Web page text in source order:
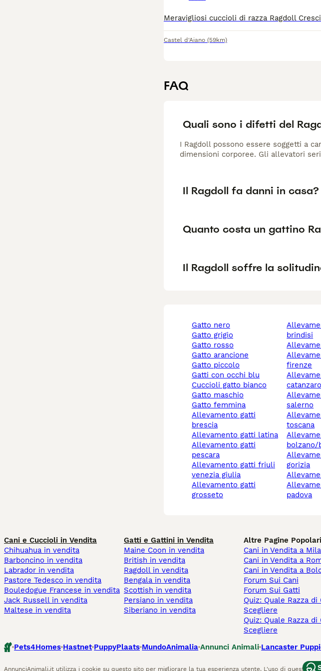
Castel d'Aiano (59km)
FAQ
Quali sono i difetti del
I Ragdoll possono essere soggetti a
dimensioni corporee. Gli allevatori
Il Ragdoll fa danni in casa?
Quanto costa un gattino
Il Ragdoll soffre la
gatto nero
gatto grigio
gatto rosso
gatto arancione
gatto piccolo
gatti con occhi blu
cuccioli gatto bianco
gatto maschio
gatto femmina
allevamento gatti
brescia
allevamento gatti latina
allevamento gatti
pescara
allevamento gatti friuli
venezia giulia
allevamento gatti
grosseto
allevamento gatti
brindisi
allevamento gatti
firenze
allevamento gatti
catanzaro
allevamento gatti
salerno
allevamento gatti
toscana
allevamento gatti
bolzano/
allevamento gatti
gorizia
allevamenti gatti
padova
Cani e Cuccioli in Vendita
Chihuahua in vendita
Barboncino in vendita
Labrador in vendita
Pastore Tedesco in vendita
Bouledogue Francese in vendita
Jack Russell in vendita
Maltese in vendita
Gatti e Gattini in Vendita
Maine Coon in vendita
British in vendita
Ragdoll in vendita
Bengala in vendita
Scottish in vendita
Persiano in vendita
Siberiano in vendita
Altre Pagine Popolari
Cani in Vendita a
Cani in Vendita a
Cani in Vendita a
Forum Sui Cani
Forum Sui Gatti
Quiz: Quale Razza di
Scegliere
Quiz: Quale Razza di
Scegliere
Pets4Homes Hastnet PuppyPlaats MundoAnimalia Annunci Animali Lancaster
AnnunciAnimali.it utilizza i cookie su questo sito per migliorare la tua esperienza utente. L'uso di questo